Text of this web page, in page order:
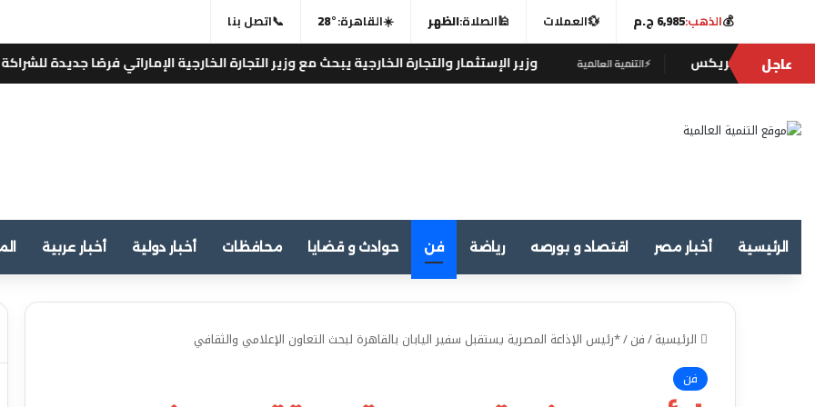
💰الذهب:6,985 ج.م 💱العملات 🕌الصلاة:الظهر ☀️القاهرة:28°
📞اتصل بنا
عاجلبريكس ⚡التنمية العالمية وزير الإستثمار والتجارة الخارجية يبحث مع وزير التجارة الخارجية الإماراتي فرصًا جديدة للشراكة الإستثمارية
الرئيسية أخبار مصر اقتصاد و بورصه رياضة فن حوادث و قضايا محافظات أخبار دولية أخبار عربية
الرئيسية/فن/*رئيس الإذاعة المصرية يستقبل سفير اليابان بالقاهرة لبحث التعاون الإعلامي والثقافي
فن